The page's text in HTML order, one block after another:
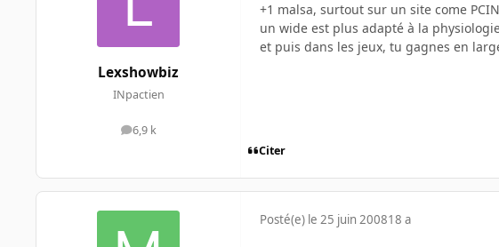
Lexshowbiz
INpactien
6,9 k
messages
+1 malsa, surtout sur un site come
un wide est plus adapté à la
et puis dans les jeux, tu gagnes en
Citer
Posté(e) le 25 juin 200818 a